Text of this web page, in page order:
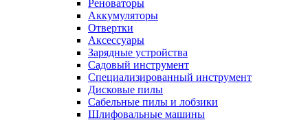
Реноваторы
Аккумуляторы
Отвертки
Аксессуары
Зарядные устройства
Садовый инструмент
Специализированный инструмент
Дисковые пилы
Сабельные пилы и лобзики
Шлифовальные машины